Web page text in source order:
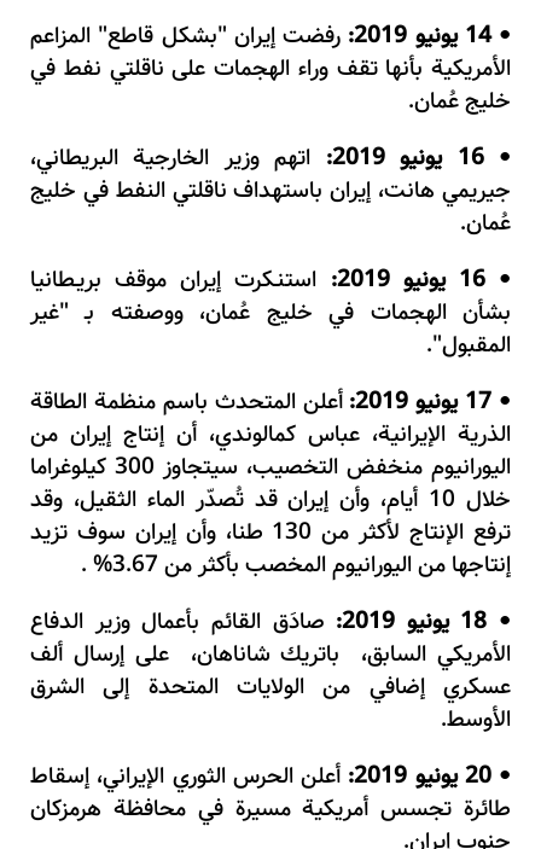
•14 يونيو 2019:
رفضت إيران "بشكل قاطع" المزاعم
الأمريكية بأنها تقف وراء الهجمات على ناقلتي نفط في
خليج عُمان.
•16 يونيو 2019:
اتهم وزير الخارجية البريطاني،
جيريمي هانت، إيران باستهداف ناقلتي النفط في خليج
عُمان.
•16 يونيو 2019:
استنـكرت إيران موقف بريـطانيا
بشأن الهجمات في خليج عُمان، ووصفته بـ "غير
المقبول".
• 17 يونيو 2019:
أعلن المتحدث باسم منظمة الطاقة
الذرية الإيرانية، عباس كمالوندي، أن إنتاج إيران من
اليورانيوم منخفض التخصيب، سيتجاوز 300 كيلوغراما
خلال 10 أيام، وأن إيران قد تُصدّر الماء الثقيل، وقد
ترفع الإنتاج لأكثر من 130 طنا، وأن إيران سوف تزيد
إنتاجها من اليورانيوم المخصب بأكثر من 3.67% .
• 18 يونيو 2019:
صادَق القائم بأعمال وزير الدفاع
الأمريكي السابق، باتريك شاناهان، على إرسال ألف
عسكري إضافي من الولايات المتحدة إلى الشرق
الأوسط.
• 20 يو نيو 2019:
أعلن الحرس الثوري الإيراني، إسقاط
طائرة تجسس أمريكية مسيرةفي محافظة هرمزكان